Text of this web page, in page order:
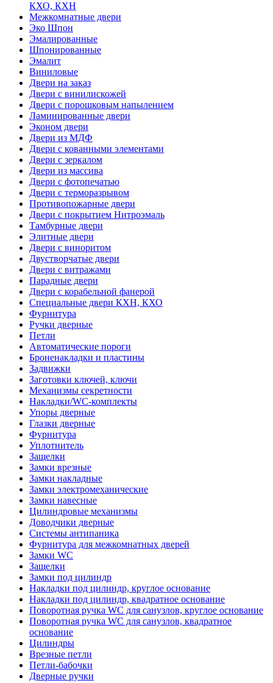
КХО, КХН
Межкомнатные двери
Эко Шпон
Эмалированные
Шпонированные
Эмалит
Виниловые
Двери на заказ
Двери с винилискожей
Двери с порошковым напылением
Ламинированные двери
Эконом двери
Двери из МДФ
Двери с кованными элементами
Двери с зеркалом
Двери из массива
Двери с фотопечатью
Двери с терморазрывом
Противопожарные двери
Двери с покрытием Нитроэмаль
Тамбурные двери
Элитные двери
Двери с виноритом
Двустворчатые двери
Двери с витражами
Парадные двери
Двери с корабельной фанерой
Специальные двери КХН, КХО
Фурнитура
Ручки дверные
Петли
Автоматические пороги
Броненакладки и пластины
Задвижки
Заготовки ключей, ключи
Механизмы секретности
Накладки/WC-комплекты
Упоры дверные
Глазки дверные
Фурнитура
Уплотнитель
Защелки
Замки врезные
Замки накладные
Замки электромеханические
Замки навесные
Цилиндровые механизмы
Доводчики дверные
Системы антипаника
Фурнитура для межкомнатных дверей
Замки WC
Защелки
Замки под цилиндр
Накладки под цилиндр, круглое основание
Накладки под цилиндр, квадратное основание
Поворотная ручка WC для санузлов, круглое основание
Поворотная ручка WC для санузлов, квадратное
основание
Цилиндры
Врезные петли
Петли-бабочки
Дверные ручки